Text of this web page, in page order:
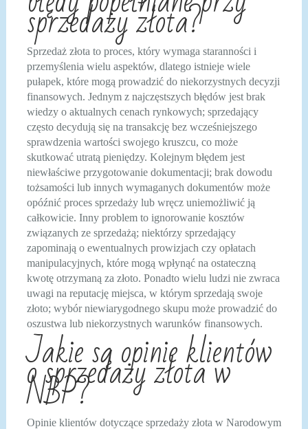
sprzedaży złota?
Sprzedaż złota to proces, który wymaga staranności i
przemyślenia wielu aspektów, dlatego istnieje wiele
pułapek, które mogą prowadzić do niekorzystnych decyzji
finansowych. Jednym z najczęstszych błędów jest brak
wiedzy o aktualnych cenach rynkowych; sprzedający
często decydują się na transakcję bez wcześniejszego
sprawdzenia wartości swojego kruszcu, co może
skutkować utratą pieniędzy. Kolejnym błędem jest
niewłaściwe przygotowanie dokumentacji; brak dowodu
tożsamości lub innych wymaganych dokumentów może
opóźnić proces sprzedaży lub wręcz uniemożliwić ją
całkowicie. Inny problem to ignorowanie kosztów
związanych ze sprzedażą; niektórzy sprzedający
zapominają o ewentualnych prowizjach czy opłatach
manipulacyjnych, które mogą wpłynąć na ostateczną
kwotę otrzymaną za złoto. Ponadto wielu ludzi nie zwraca
uwagi na reputację miejsca, w którym sprzedają swoje
złoto; wybór niewiarygodnego skupu może prowadzić do
oszustwa lub niekorzystnych warunków finansowych.
Jakie są opinie klientów
o sprzedaży złota w
NBP?
Opinie klientów dotyczące sprzedaży złota w Narodowym